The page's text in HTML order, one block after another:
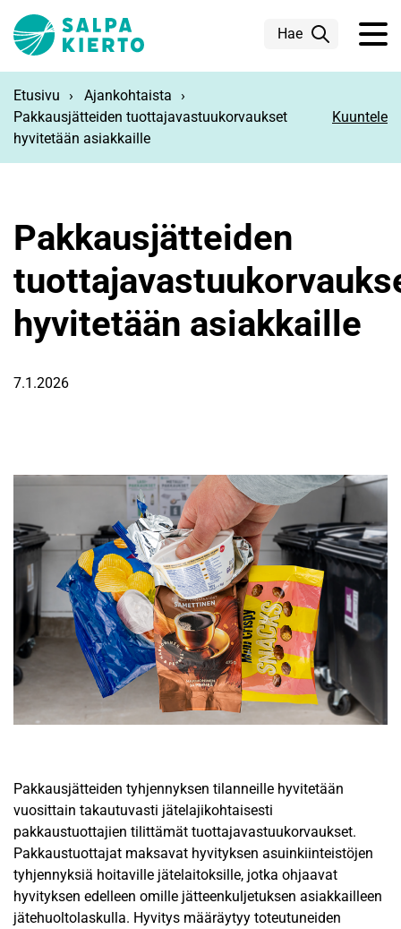
Hae
Etusivu
Ajankohtaista
Pakkausjätteiden tuottajavastuukorvaukset
hyvitetään asiakkaille
Kuuntele
Pakkausjätteiden
hyvitetään asiakkaille
7.1.2026
Pakkausjätteiden tyhjennyksen tilanneille hyvitetään
vuosittain takautuvasti jätelajikohtaisesti
pakkaustuottajien tilittämät tuottajavastuukorvaukset.
Pakkaustuottajat maksavat hyvityksen asuinkiinteistöjen
tyhjennyksiä hoitaville jätelaitoksille, jotka ohjaavat
hyvityksen edelleen omille jätteenkuljetuksen asiakkailleen
jätehuoltolaskulla. Hyvitys määräytyy toteutuneiden